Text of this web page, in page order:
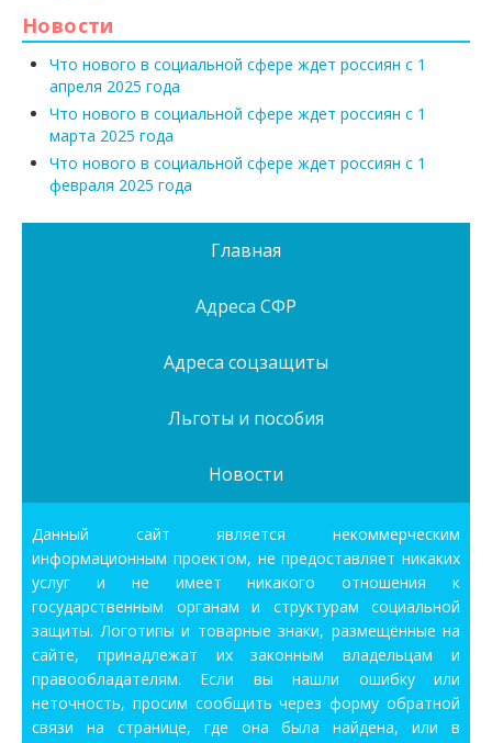
Новости
Что нового в социальной сфере ждет россиян с 1
апреля 2025 года
Что нового в социальной сфере ждет россиян с 1
марта 2025 года
Что нового в социальной сфере ждет россиян с 1
февраля 2025 года
Главная
Адреса СФР
Адреса соцзащиты
Льготы и пособия
Новости
Данный сайт является некоммерческим
информационным проектом, не предоставляет никаких
услуг и не имеет никакого отношения к
государственным органам и структурам социальной
защиты. Логотипы и товарные знаки, размещённые на
сайте, принадлежат их законным владельцам и
правообладателям. Если вы нашли ошибку или
неточность, просим сообщить через форму обратной
связи на странице, где она была найдена, или в